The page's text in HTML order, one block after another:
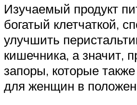
Изучаемый продукт
богатый клетчаткой,
улучшить
кишечника, а значит,
запоры, которые
для женщин в